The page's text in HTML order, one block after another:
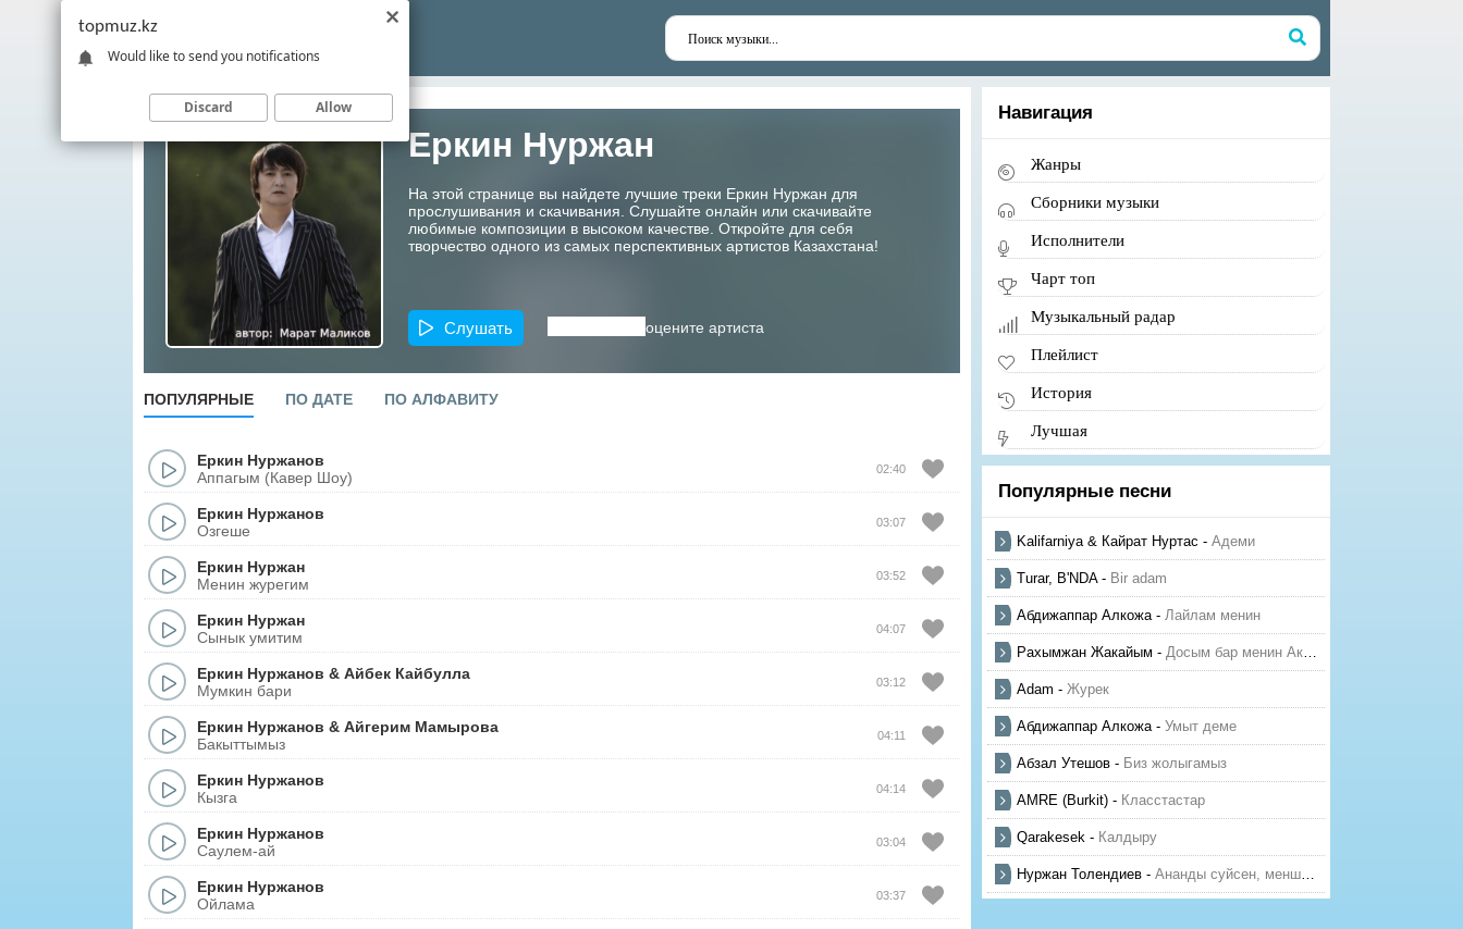
Еркин Нуржан
На этой странице вы найдете лучшие треки Еркин Нуржан для
прослушивания и скачивания. Слушайте онлайн или скачивайте
любимые композиции в высоком качестве. Откройте для себя
творчество одного из самых перспективных артистов Казахстана!
Слушать оцените артиста
ПОПУЛЯРНЫЕ ПО ДАТЕ ПО АЛФАВИТУ
Еркин Нуржанов
Аппагым (Кавер Шоу)
02:40
Еркин Нуржанов
Озгеше
03:07
Еркин Нуржан
Менин журегим
03:52
Еркин Нуржан
Сынык умитим
04:07
Еркин Нуржанов & Айбек Кайбулла
Мумкин бари
03:12
Еркин Нуржанов & Айгерим Мамырова
Бакыттымыз
04:11
Еркин Нуржанов
Кызга
04:14
Еркин Нуржанов
Саулем-ай
03:04
Еркин Нуржанов
Ойлама
03:37
Навигация
Жанры
Сборники музыки
Исполнители
Чарт топ
Музыкальный радар
Плейлист
История
Лучшая
Популярные песни
Kalifarniya & Кайрат Нуртас - Адеми
Turar, B'NDA- Bir adam
Абдижаппар Алкожа- Лайлам менин
Рахымжан Жакайым - Досым бар менин Актауда
Adam - Журек
Абдижаппар Алкожа- Умыт деме
Абзал Утешов - Биз жолыгамыз
AMRE (Burkit) - Класстастар
Qarakesek - Калдыру
Нуржан Толендиев - Ананды суйсен, менше суй
topmuz.kz
Would like to send you notifications
Discard Allow